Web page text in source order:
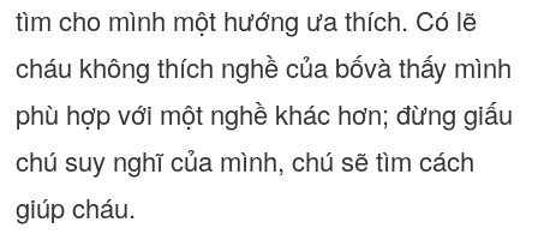
tìm cho mình một hướng ưa thích. Có lẽ
cháu không thích nghề của bốvà thấy mình
phù hợp với một nghề khác hơn; đừng giấu
chú suy nghĩ của mình, chú sẽ tìm cách
giúp cháu.